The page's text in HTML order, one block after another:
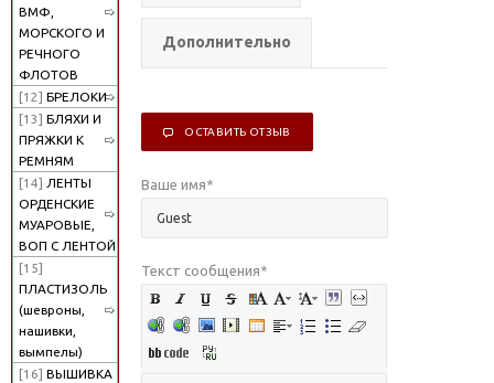
ВМФ,
МОРСКОГО И
РЕЧНОГО
ФЛОТОВ
[12] БРЕЛОКИ
[13] БЛЯХИ И
ПРЯЖКИ К
РЕМНЯМ
[14] ЛЕНТЫ
ОРДЕНСКИЕ
МУАРОВЫЕ,
ВОП С ЛЕНТОЙ
[15]
ПЛАСТИЗОЛЬ
(шевроны,
нашивки,
вымпелы)
[16] ВЫШИВКА
Дополнительно
ОСТАВИТЬ ОТЗЫВ
Ваше имя*
Текст сообщения*